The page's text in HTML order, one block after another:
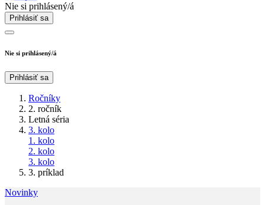
Nie si prihlásený/á
Prihlásiť sa
Nie si prihlásený/á
Prihlásiť sa
Ročníky
2. ročník
Letná séria
3. kolo
1. kolo
2. kolo
3. kolo
3. príklad
Novinky